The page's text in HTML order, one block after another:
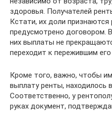
здоровья. Получателей
Кстати, их доли признаются
предусмотрено договором.
них выплаты не
переходит к пережившим
Кроме того, важно, чтобы
выплату ренты, находилось
Соответственно, у
руках документ,